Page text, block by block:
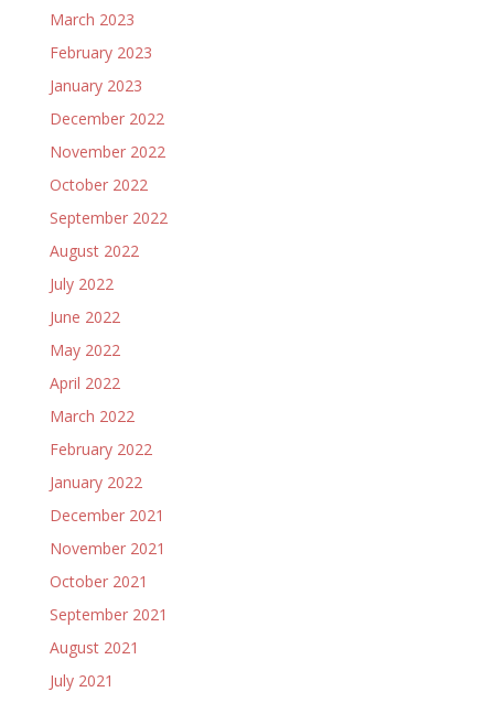
March 2023
February 2023
January 2023
December 2022
November 2022
October 2022
September 2022
August 2022
July 2022
June 2022
May 2022
April 2022
March 2022
February 2022
January 2022
December 2021
November 2021
October 2021
September 2021
August 2021
July 2021